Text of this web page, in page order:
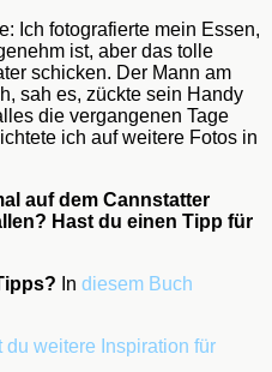
Ich fotografierte mein Essen,
ist, aber das tolle
schicken. Der Mann am
sah es, zückte sein Handy
die vergangenen Tage
ich auf weitere Fotos in
auf dem Cannstatter
Hast du einen Tipp für
In diesem Buch
du weitere Inspiration für